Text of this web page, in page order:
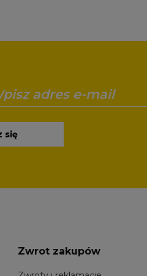
się
Zwrot zakupów